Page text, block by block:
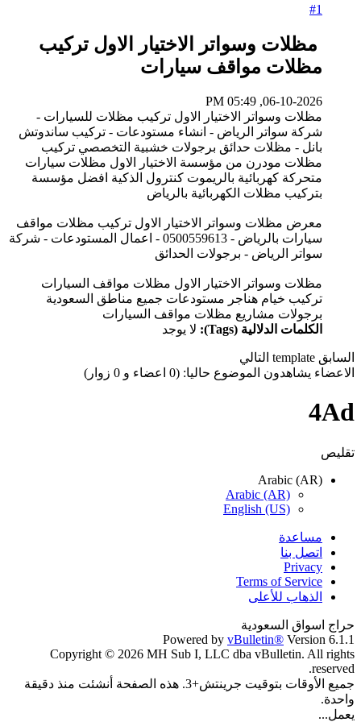
#1
مظلات وسواتر الاختيار الاول تركيب
مظلات مواقف سيارات
06-10-2026, 05:49 PM
مظلات وسواتر الاختيار الاول تركيب مظلات للسيارات -
شركة سواتر الرياض - انشاء مستودعات - تركيب ساندوتش
بانل - مظلات حدائق برجولات خشبية التخصصي تركيب
مظلات مودرن من مؤسسة الاختيار الاول مظلات سيارات
متحركة كهربائية بالريموت كنترول الذكية افضل مؤسسة
بتركيب مظلات الكهربائية بالرياض
معرض مظلات وسواتر الاختيار الاول تركيب مظلات مواقف
سيارات بالرياض - 0500559613 - اعمال المستودعات - شركة
سواتر الرياض - برجولات الحدائق
مظلات وسواتر الاختيار الاول مظلات مواقف السيارات
تركيب خيام هناجر مستودعات جميع مناطق السعودية
برجولات مشاريع مظلات مواقف السيارات
الكلمات الدلالية (Tags):
لا يوجد
السابق template التالي
الاعضاء يشاهدون الموضوع حاليا: (0 اعضاء و 0 زوار)
4Ad
تقليص
Arabic (AR)
Arabic (AR)
English (US)
مساعدة
اتصل بنا
Privacy
Terms of Service
الذهاب للأعلى
حراج اسواق السعودية
Powered by vBulletin® Version 6.1.1
Copyright © 2026 MH Sub I, LLC dba vBulletin. All rights
reserved.
جميع الأوقات بتوقيت جرينتش+3. هذه الصفحة أنشئت منذ دقيقة
واحدة.
يعمل...